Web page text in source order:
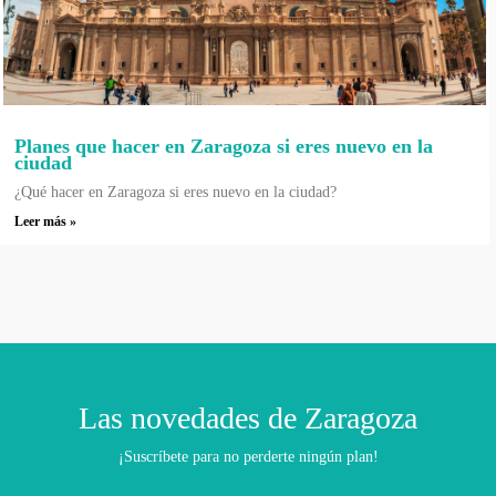
Planes que hacer en Zaragoza si eres nuevo en la
ciudad
¿Qué hacer en Zaragoza si eres nuevo en la ciudad?
Leer más »
Las novedades de Zaragoza
¡Suscríbete para no perderte ningún plan!